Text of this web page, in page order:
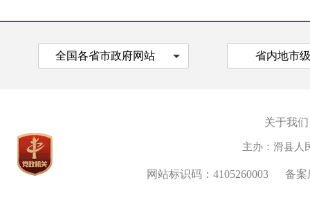
全国各省市政府网站 省内地市
关于我们
主办：滑县人
网站标识码：4105260003 备案